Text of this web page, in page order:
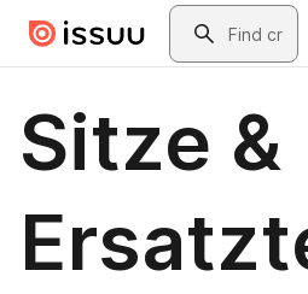
Skip to main contentSearch
Sitze &